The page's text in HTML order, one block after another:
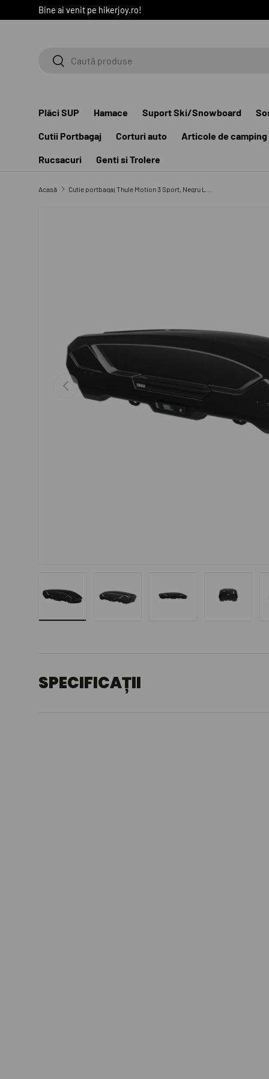
SARI LA CONȚINUT
Bine ai venit pe hikerjoy.ro!
CautăCaută
Plăci SUP Hamace Suport Ski/Snowboard
Cutii Portbagaj Corturi auto Articole de camping
Rucsacuri Genti si Trolere
Acasă
PRECEDENT
SPECIFICAȚII